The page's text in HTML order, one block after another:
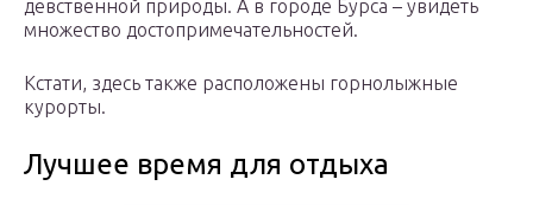
девственной природы. А в городе Бурса – увидеть
множество достопримечательностей.
Кстати, здесь также расположены горнолыжные
курорты.
Лучшее время для отдыха